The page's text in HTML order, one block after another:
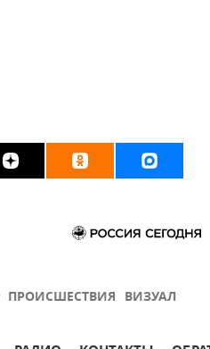
ПРОИСШЕСТВИЯ ВИЗУАЛ